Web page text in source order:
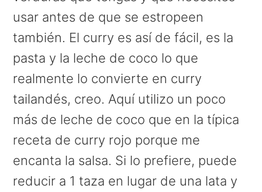
usar antes de que se estropeen
también. El curry es así de fácil, es la
pasta y la leche de coco lo que
realmente lo convierte en curry
tailandés, creo. Aquí utilizo un poco
más de leche de coco que en la típica
receta de curry rojo porque me
encanta la salsa. Si lo prefiere, puede
reducir a 1 taza en lugar de una lata y